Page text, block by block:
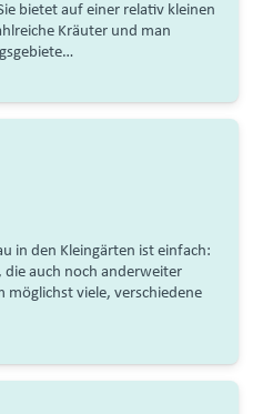
bietet auf einer relativ kleinen
Kräuter und man
in den Kleingärten ist einfach:
die auch noch anderweiter
viele, verschiedene